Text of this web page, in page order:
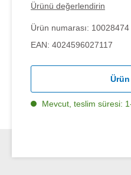
Ürünü değerlendirin
Ürün numarası: 10028474
EAN: 4024596027117
Mevcut, teslim süresi: